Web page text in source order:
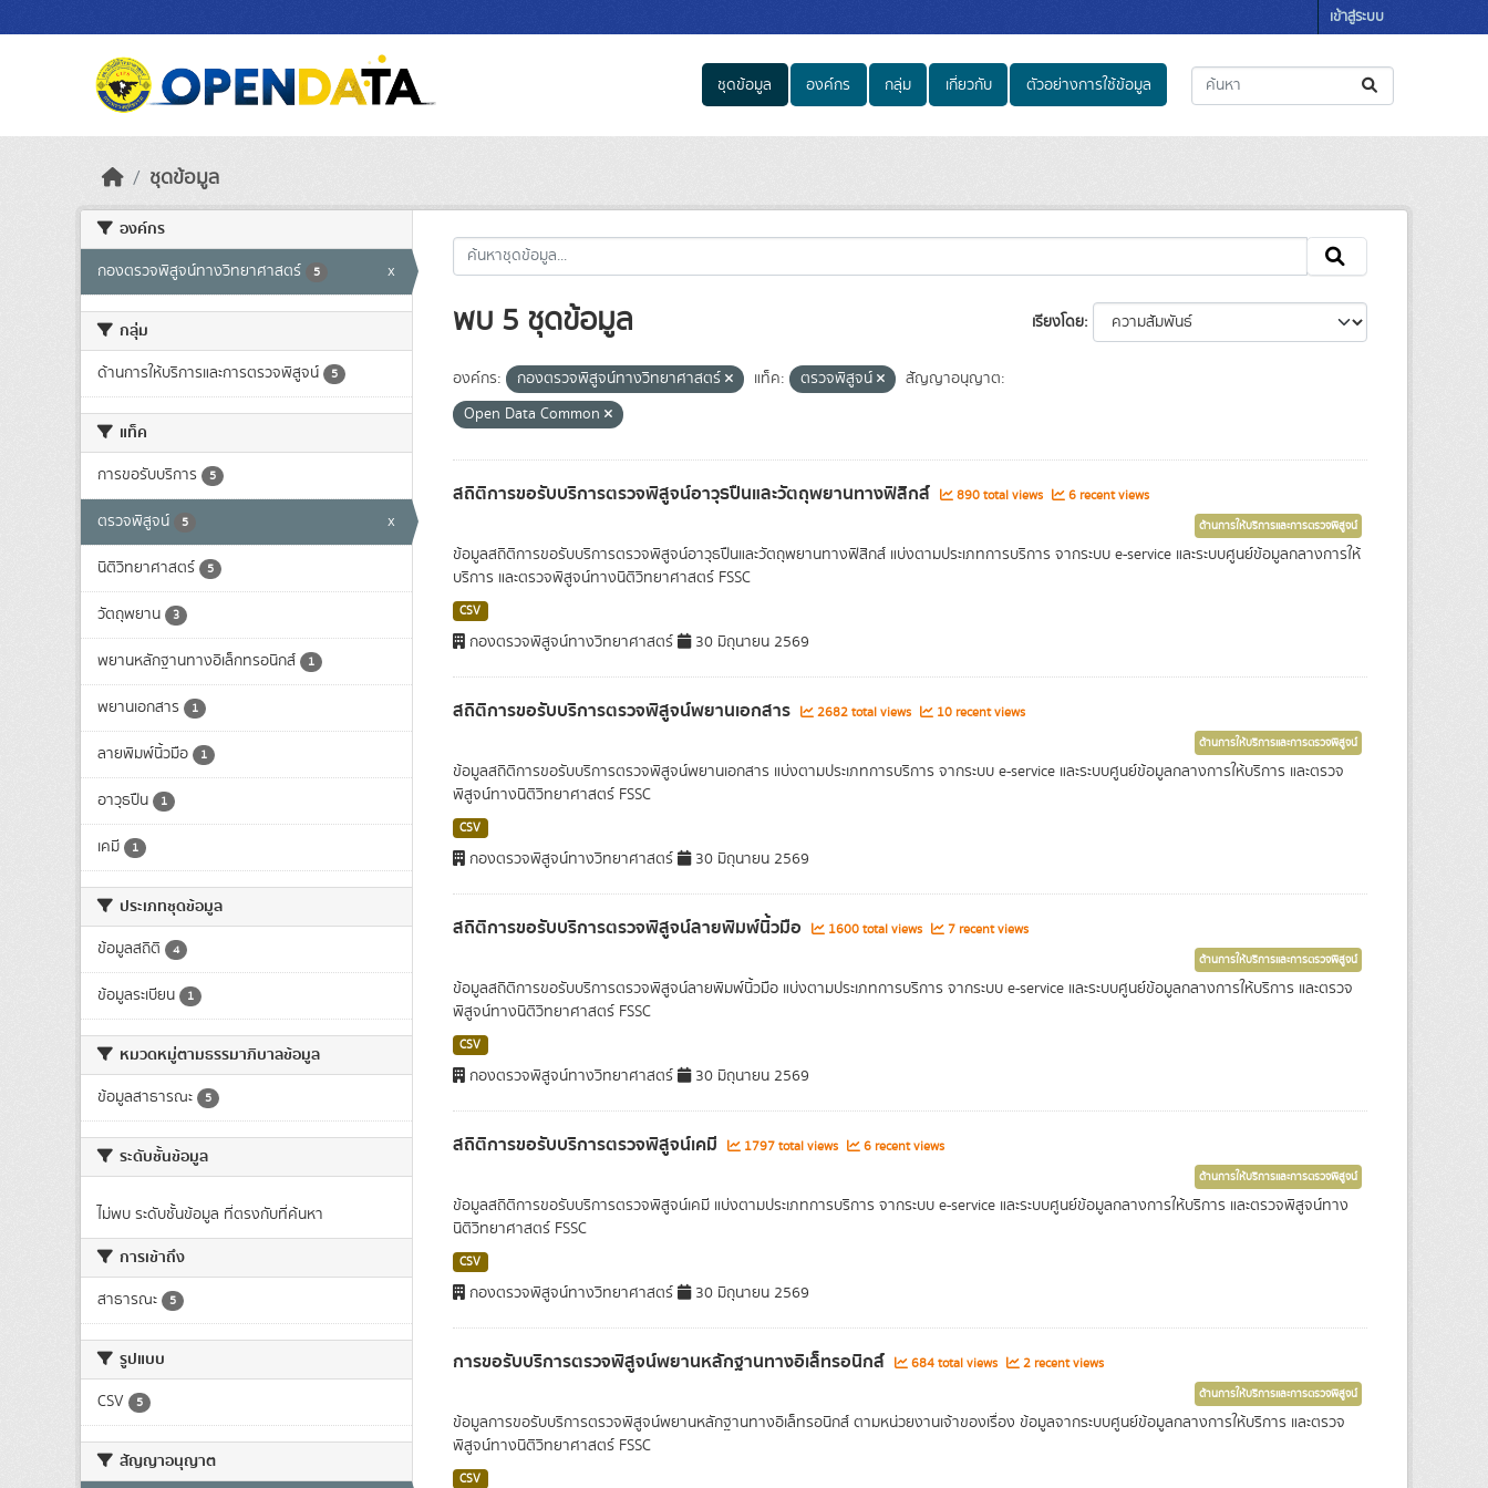
เข้าสู่ระบบ
ชุดข้อมูล องค์กร กลุ่ม เกี่ยวกับ ตัวอย่างการใช้ข้อมูล
ชุดข้อมูล
องค์กร
กองตรวจพิสูจน์ทางวิทยาศาสตร์ 5 x
กลุ่ม
ด้านการให้บริการและการตรวจพิสูจน์ 5
แท็ค
การขอรับบริการ 5
ตรวจพิสูจน์ 5 x
นิติวิทยาศาสตร์ 5
วัตถุพยาน 3
พยานหลักฐานทางอิเล็กทรอนิกส์ 1
พยานเอกสาร 1
ลายพิมพ์นิ้วมือ 1
อาวุธปืน 1
เคมี 1
ประเภทชุดข้อมูล
ข้อมูลสถิติ 4
ข้อมูลระเบียน 1
หมวดหมู่ตามธรรมาภิบาลข้อมูล
ข้อมูลสาธารณะ 5
ระดับชั้นข้อมูล
ไม่พบ ระดับชั้นข้อมูล ที่ตรงกับที่ค้นหา
การเข้าถึง
สาธารณะ 5
รูปแบบ
CSV 5
สัญญาอนุญาต
เรียงโดย
พบ 5 ชุดข้อมูล
องค์กร: กองตรวจพิสูจน์ทางวิทยาศาสตร์ แท็ค: ตรวจพิสูจน์
สัญญาอนุญาต:
Open Data Common
สถิติการขอรับบริการตรวจพิสูจน์อาวุธปืนและวัตถุพยานทางฟิสิกส์ 890 total views 6 recent views
ด้านการให้บริการและการตรวจพิสูจน์
ข้อมูลสถิติการขอรับบริการตรวจพิสูจน์อาวุธปืนและวัตถุพยานทางฟิสิกส์ แบ่งตามประเภทการบริการ จากระบบ e-service และระบบศูนย์ข้อมูลกลางการให้
บริการ และตรวจพิสูจน์ทางนิติวิทยาศาสตร์ FSSC
CSV
กองตรวจพิสูจน์ทางวิทยาศาสตร์ 30 มิถุนายน 2569
สถิติการขอรับบริการตรวจพิสูจน์พยานเอกสาร 2682 total views 10 recent views
ด้านการให้บริการและการตรวจพิสูจน์
ข้อมูลสถิติการขอรับบริการตรวจพิสูจน์พยานเอกสาร แบ่งตามประเภทการบริการ จากระบบ e-service และระบบศูนย์ข้อมูลกลางการให้บริการ และตรวจ
พิสูจน์ทางนิติวิทยาศาสตร์ FSSC
CSV
กองตรวจพิสูจน์ทางวิทยาศาสตร์ 30 มิถุนายน 2569
สถิติการขอรับบริการตรวจพิสูจน์ลายพิมพ์นิ้วมือ 1600 total views 7 recent views
ด้านการให้บริการและการตรวจพิสูจน์
ข้อมูลสถิติการขอรับบริการตรวจพิสูจน์ลายพิมพ์นิ้วมือ แบ่งตามประเภทการบริการ จากระบบ e-service และระบบศูนย์ข้อมูลกลางการให้บริการ และตรวจ
พิสูจน์ทางนิติวิทยาศาสตร์ FSSC
CSV
กองตรวจพิสูจน์ทางวิทยาศาสตร์ 30 มิถุนายน 2569
สถิติการขอรับบริการตรวจพิสูจน์เคมี 1797 total views 6 recent views
ด้านการให้บริการและการตรวจพิสูจน์
ข้อมูลสถิติการขอรับบริการตรวจพิสูจน์เคมี แบ่งตามประเภทการบริการ จากระบบ e-service และระบบศูนย์ข้อมูลกลางการให้บริการ และตรวจพิสูจน์ทาง
นิติวิทยาศาสตร์ FSSC
CSV
กองตรวจพิสูจน์ทางวิทยาศาสตร์ 30 มิถุนายน 2569
การขอรับบริการตรวจพิสูจน์พยานหลักฐานทางอิเล็ทรอนิกส์ 684 total views 2 recent views
ด้านการให้บริการและการตรวจพิสูจน์
ข้อมูลการขอรับบริการตรวจพิสูจน์พยานหลักฐานทางอิเล็ทรอนิกส์ ตามหน่วยงานเจ้าของเรื่อง ข้อมูลจากระบบศูนย์ข้อมูลกลางการให้บริการ และตรวจ
พิสูจน์ทางนิติวิทยาศาสตร์ FSSC
CSV